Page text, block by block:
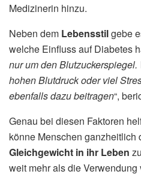
Medizinerin hinzu.
Neben dem Lebensstilgebe
welche Einfluss auf Diabetes
nur um den
hohen Blutdruck oder viel
ebenfalls dazu beitragen“,
Genau bei diesen Faktoren
könne Menschen ganzheitlich
Gleichgewicht in ihr Leben
weit mehr als die Verwendung